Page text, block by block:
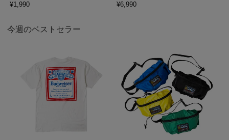
¥1,990
¥6,990
今週のベストセラー